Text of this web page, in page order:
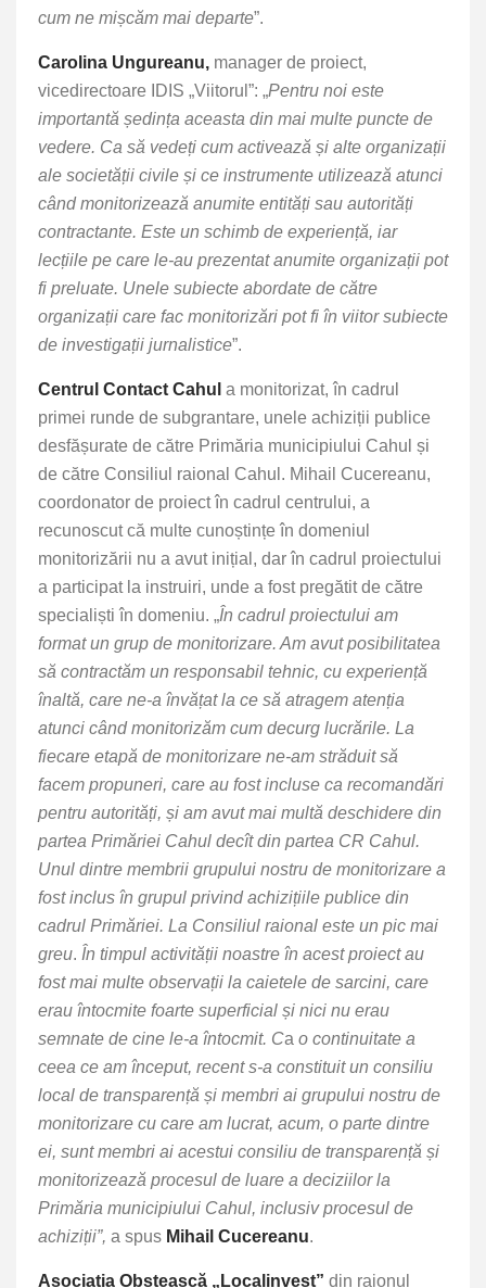
cum ne mișcăm mai departe”.
Carolina Ungureanu, manager de proiect,
vicedirectoare IDIS „Viitorul”: „Pentru noi este
importantă ședința aceasta din mai multe puncte de
vedere. Ca să vedeți cum activează și alte organizații
ale societății civile și ce instrumente utilizează atunci
când monitorizează anumite entități sau autorități
contractante. Este un schimb de experiență, iar
lecțiile pe care le-au prezentat anumite organizații pot
fi preluate. Unele subiecte abordate de către
organizații care fac monitorizări pot fi în viitor subiecte
de investigații jurnalistice”.
Centrul Contact Cahul a monitorizat, în cadrul
primei runde de subgrantare, unele achiziții publice
desfășurate de către Primăria municipiului Cahul și
de către Consiliul raional Cahul. Mihail Cucereanu,
coordonator de proiect în cadrul centrului, a
recunoscut că multe cunoștințe în domeniul
monitorizării nu a avut inițial, dar în cadrul proiectului
a participat la instruiri, unde a fost pregătit de către
specialiști în domeniu. „În cadrul proiectului am
format un grup de monitorizare. Am avut posibilitatea
să contractăm un responsabil tehnic, cu experiență
înaltă, care ne-a învățat la ce să atragem atenția
atunci când monitorizăm cum decurg lucrările. La
fiecare etapă de monitorizare ne-am străduit să
facem propuneri, care au fost incluse ca recomandări
pentru autorități, și am avut mai multă deschidere din
partea Primăriei Cahul decît din partea CR Cahul.
Unul dintre membrii grupului nostru de monitorizare a
fost inclus în grupul privind achizițiile publice din
cadrul Primăriei. La Consiliul raional este un pic mai
greu. În timpul activității noastre în acest proiect au
fost mai multe observații la caietele de sarcini, care
erau întocmite foarte superficial și nici nu erau
semnate de cine le-a întocmit. Ca o continuitate a
ceea ce am început, recent s-a constituit un consiliu
local de transparență și membri ai grupului nostru de
monitorizare cu care am lucrat, acum, o parte dintre
ei, sunt membri ai acestui consiliu de transparență și
monitorizează procesul de luare a deciziilor la
Primăria municipiului Cahul, inclusiv procesul de
achiziții”, a spus Mihail Cucereanu.
Asociația Obștească „Localinvest” din raionul